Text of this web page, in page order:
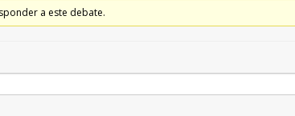
a este debate.